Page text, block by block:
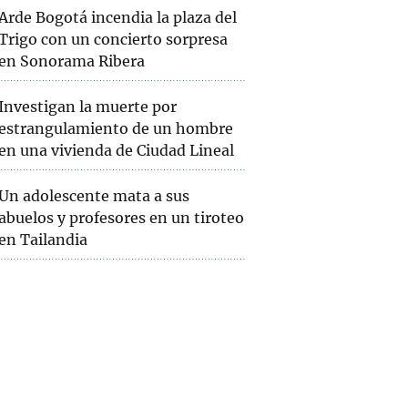
Bogotá incendia la plaza del
con un concierto sorpresa
Sonorama Ribera
la muerte por
de un hombre
una vivienda de Ciudad Lineal
adolescente mata a sus
y profesores en un tiroteo
Tailandia